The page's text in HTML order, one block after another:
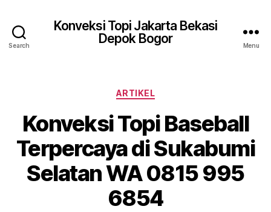
Search
Konveksi Topi Jakarta Bekasi
Depok Bogor
Menu
Categories
ARTIKEL
Konveksi Topi Baseball
Terpercaya di Sukabumi
Selatan WA 0815 995
6854